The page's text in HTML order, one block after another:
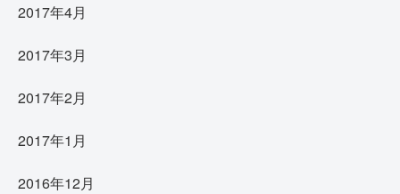
2017年4月
2017年3月
2017年2月
2017年1月
2016年12月